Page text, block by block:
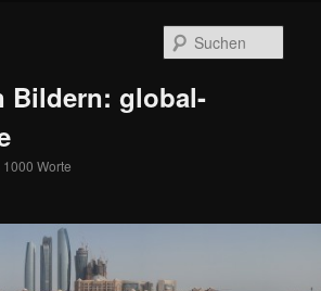
Bildern: global-
Worte